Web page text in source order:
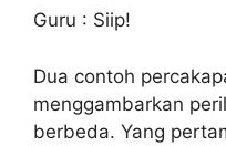
Guru : Siip!
Dua contoh
menggambarkan
berbeda. Yang